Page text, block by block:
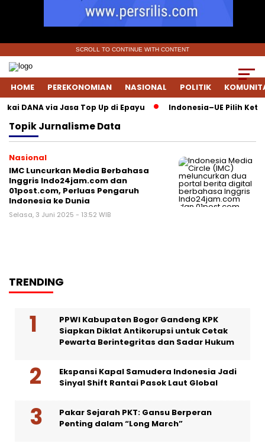
SCROLL TO CONTINUE WITH CONTENT
HOME PEREKONOMIAN NASIONAL POLITIK
DANA via Jasa Top Up di Epayu Indonesia–UE Pilih
TopikJurnalisme Data
Nasional
IMC Luncurkan Media Berbahasa
Inggris Indo24jam.com dan
01post.com, Perluas Pengaruh
Indonesia ke Dunia
Selasa, 3 Juni 2025 - 13:52 WIB
TRENDING
PPWI Kabupaten Bogor Gandeng KPK
Siapkan Diklat Antikorupsi untuk Cetak
Pewarta Berintegritas dan Sadar Hukum
Ekspansi Kapal Samudera Indonesia Jadi
Sinyal Shift Rantai Pasok Laut Global
Pakar Sejarah PKT: Gansu Berperan
Penting dalam “Long March”